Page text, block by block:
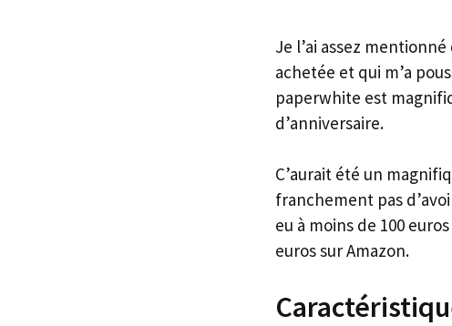
Je l’ai assez
achetée et qui m’a
paperwhite est
d’anniversaire.
C’aurait été un
franchement pas
eu à moins de 100
euros sur Amazon.